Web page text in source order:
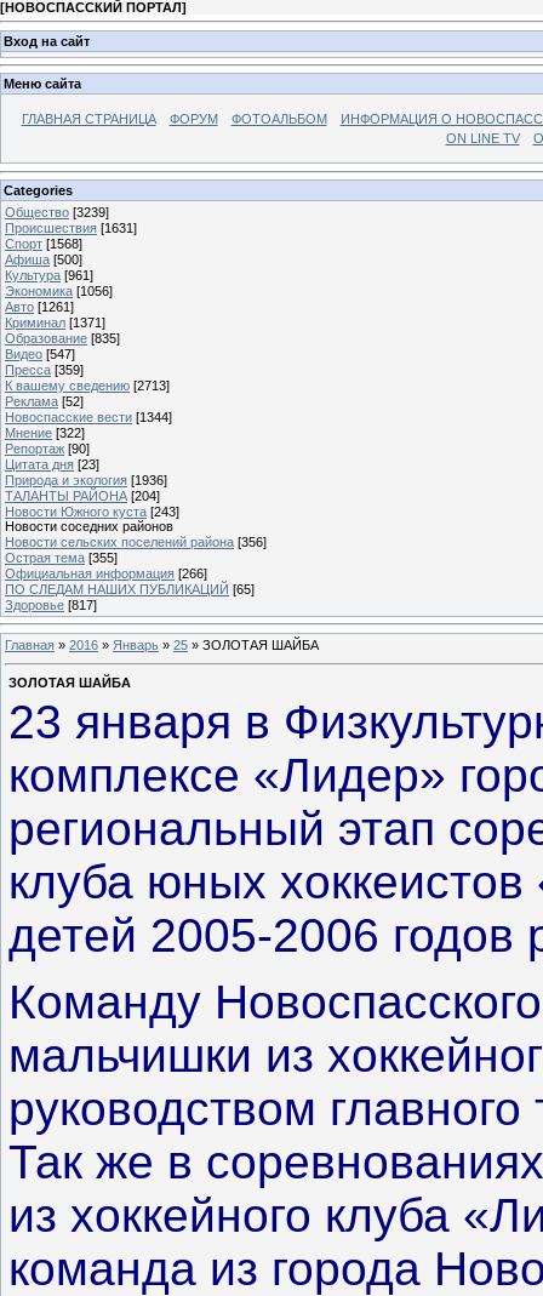
[НОВОСПАССКИЙ ПОРТАЛ]
Вход на сайт
Меню сайта
ГЛАВНАЯ СТРАНИЦА ФОРУМ ФОТОАЛЬБОМ
ИНФОРМАЦИЯ О
ON LINE TV
Categories
Общество [3239]
Происшествия [1631]
Спорт [1568]
Афиша [500]
Культура [961]
Экономика [1056]
Авто [1261]
Криминал [1371]
Образование [835]
Видео [547]
Пресса [359]
К вашему сведению [2713]
Реклама [52]
Новоспасские вести [1344]
Мнение [322]
Репортаж [90]
Цитата дня [23]
Природа и экология [1936]
ТАЛАНТЫ РАЙОНА [204]
Новости Южного куста [243]
Новости соседних районов
Новости сельских поселений района [356]
Острая тема [355]
Официальная информация [266]
ПО СЛЕДАМ НАШИХ ПУБЛИКАЦИЙ [65]
Здоровье [817]
Главная » 2016 » Январь » 25 » ЗОЛОТАЯ ШАЙБА
ЗОЛОТАЯ ШАЙБА
23 января в
комплексе «Лидер»
региональный этап
клуба юных
детей 2005-2006 годов
Команду
мальчишки из
руководством
Так же в
из хоккейного клуба
команда из города